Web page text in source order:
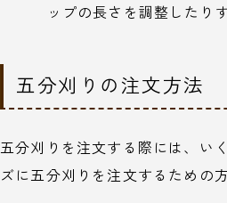
ップの長さを調整したり
五分刈りの注文方法
五分刈りを注文する際には、い
ズに五分刈りを注文するための